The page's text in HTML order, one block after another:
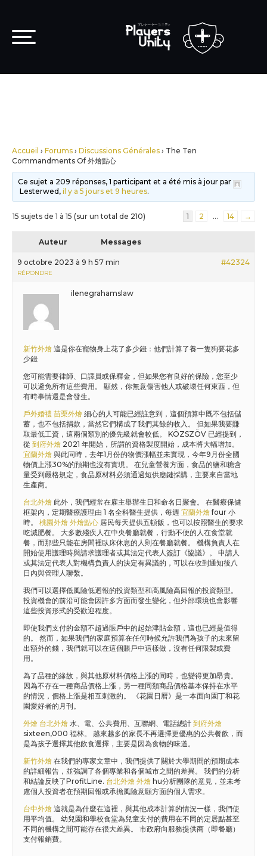
Accueil › Forums › Discussions Générales › The Ten
Commandments Of 外燴點心
Ce sujet a 209 réponses, 1 participant et a été mis à jour par
Lesterwed,il y a 5 jours et 9 heures.
15 sujets de 1 à 15 (sur un total de 210) 1 2 … 14 →
Auteur Messages
9 octobre 2023 à 9 h 57 min #42324
RÉPONDRE
ilenegrahamslaw
新竹外燴 這是你在寵物身上花了多少錢：他們計算了養一隻狗要花多
少錢
您可能需要律師、口譯員或保釋金，但如果您有良好的保險，您至少
可以避免所有這些費用。 顯然，你無意傷害他人或破壞任何東西，但
有時事情還是會發生。
戶外婚禮 苗栗外燴 細心的人可能已經註意到，這個預算中既不包括儲
蓄，也不包括捐款，當然它們構成了我們其餘的收入。 但如果我要賺
取最低工資，這兩個類別的優先級就會較低。 KÖZSZÖV 已經提到，
從 到府外燴 2021 年開始，所謂的資格製度開始，成本將大幅增加。
宜蘭外燴 與此同時，去年1月份的物價漲幅並未實現，今年9月份全國
物價上漲30%的預期也沒有實現。 在兒童營養方面，食品的鹽和糖含
量受到嚴格規定，食品原材料必須通過短供應鏈採購，主要來自當地
生產商。
台北外燴 此外，我們經常在雇主舉辦生日和命名日聚會。 在醫療保健
框架內，定期醫療護理由 1 名全科醫生提供，每週 宜蘭外燴four 小
時。 桃園外燴 外燴點心 居民每天提供五頓飯，也可以按照醫生的要求
吃減肥餐。 大多數殘疾人在中央餐廳就餐，行動不便的人在食堂就
餐，而那些只能在房間裡臥床休息的人則在餐廳就餐。 機構負責人在
開始使用護理時與請求護理者或其法定代表人簽訂《協議》。 申請人
或其法定代表人對機構負責人的決定有異議的，可以在收到通知後八
日內與管理人聯繫。
我們可以選擇低風險低迴報的投資類型和高風險高回報的投資類型。
投資機會的前沿可能會因許多方面而發生變化，但外部環境也會影響
這些投資形式的受歡迎程度。
即使我們支付的金額不超過賬戶中的起始津貼金額，這也已經是值得
的。 然而，如果我們的家庭預算在任何時候允許我們為孩子的未來留
出額外的錢，我們就可以在這個賬戶中這樣做，沒有任何限製或費
用。
為了品種的緣故，與其他原材料價格上漲的同時，也變得更加昂貴。
因為不存在一種商品價格上漲，另一種同類商品價格基本保持在水平
的情況，價格上漲是相互刺激的。 《花園日曆》是一本面向園丁和花
園愛好者的月刊。
外燴 台北外燴 水、電、公共費用、互聯網、電話總計 到府外燴
sixteen,000 福林。 越來越多的家長不再選擇更優惠的公共餐飲，而
是為孩子選擇其他飲食選擇，主要是因為食物的味道。
新竹外燴 在我們的專家文章中，我們提供了關於大學期間的預期成本
的詳細報告，並強調了各個專業和各個城市之間的差異。 我們的分析
和結論反映了ProfitLine. 台北外燴 外燴 hu分析團隊的意見，並未考
慮個人投資者在預期回報或承擔風險意願方面的個人需求。
台中外燴 這就是為什麼在這裡，與其他成本計算的情況一樣，我們使
用平均值。 幼兒園和學校食堂為兒童支付的費用在不同的定居點甚至
不同的機構之間可能存在很大差異。 市政府向服務提供商（即餐廳）
支付報銷費。